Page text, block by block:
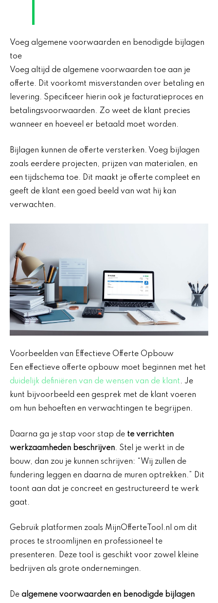
Voeg algemene voorwaarden en benodigde bijlagen
toe
Voeg altijd de algemene voorwaarden toe aan je
offerte. Dit voorkomt misverstanden over betaling en
levering. Specificeer hierin ook je facturatieproces en
betalingsvoorwaarden. Zo weet de klant precies
wanneer en hoeveel er betaald moet worden.
Bijlagen kunnen de offerte versterken. Voeg bijlagen
zoals eerdere projecten, prijzen van materialen, en
een tijdschema toe. Dit maakt je offerte compleet en
geeft de klant een goed beeld van wat hij kan
verwachten.
Voorbeelden van Effectieve Offerte Opbouw
Een effectieve offerte opbouw moet beginnen met het
duidelijk definiëren van de wensen van de klant. Je
kunt bijvoorbeeld een gesprek met de klant voeren
om hun behoeften en verwachtingen te begrijpen.
Daarna ga je stap voor stap de te verrichten
werkzaamheden beschrijven. Stel je werkt in de
bouw, dan zou je kunnen schrijven: “Wij zullen de
fundering leggen en daarna de muren optrekken.” Dit
toont aan dat je concreet en gestructureerd te werk
gaat.
Gebruik platformen zoals MijnOfferteTool.nl om dit
proces te stroomlijnen en professioneel te
presenteren. Deze tool is geschikt voor zowel kleine
bedrijven als grote ondernemingen.
De algemene voorwaarden en benodigde bijlagen